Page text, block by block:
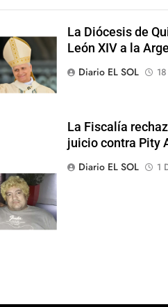
La Diócesis de
León XIV a la
Diario EL SOL
La Fiscalía
juicio contra Pity
Diario EL SOL
1